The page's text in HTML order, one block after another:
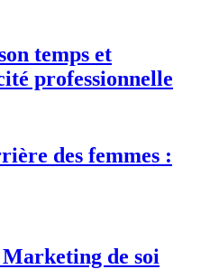
temps et
professionnelle
des femmes :
de soi